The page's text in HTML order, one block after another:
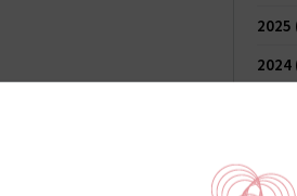
2025
2024
2021